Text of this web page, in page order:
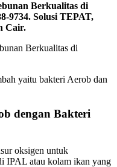
Berkualitas di
9734. Solusi TEPAT,
Cair.
yaitu bakteri Aerob dan
dengan Bakteri
oksigen untuk
IPAL atau kolam ikan yang